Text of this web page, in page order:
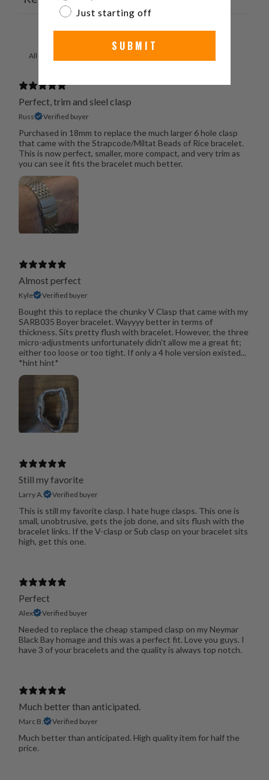
Perfect, trim and sleel clasp
Russ Verified buyer
Purchased in 18mm to replace the much larger 6 hole clasp
that came with the Strapcode/Miltat Beads of Rice bracelet.
This is now perfect, smaller, more compact, and very trim as
you can see it fits the bracelet much better.
Almost perfect
Kyle Verified buyer
Bought this to replace the chunky V Clasp that came with my
SARB035 Boyer bracelet. Wayyyy better in terms of
thickness. Sits pretty flush with bracelet. However, the three
micro-adjustments unfortunately didn't allow me a great fit;
either too loose or too tight. If only a 4 hole version existed...
*hint hint*
Still my favorite
Larry A. Verified buyer
This is still my favorite clasp. I hate huge clasps. This one is
small, unobtrusive, gets the job done, and sits flush with the
bracelet links. If the V-clasp or Sub clasp on your bracelet sits
high, get this one.
Perfect
Alex Verified buyer
Needed to replace the cheap stamped clasp on my Neymar
Black Bay homage and this was a perfect fit. Love you guys. I
have 3 of your bracelets and the quality is always top notch.
Much better than anticipated.
Marc B. Verified buyer
Much better than anticipated. High quality item for half the
price.
Just starting off
SUBMIT